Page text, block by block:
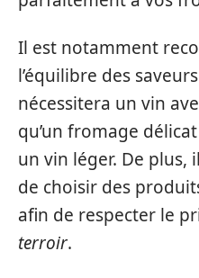
Il est notamment
l’équilibre des
nécessitera un vin
qu’un fromage
un vin léger. De plus,
de choisir des
afin de respecter le
terroir.